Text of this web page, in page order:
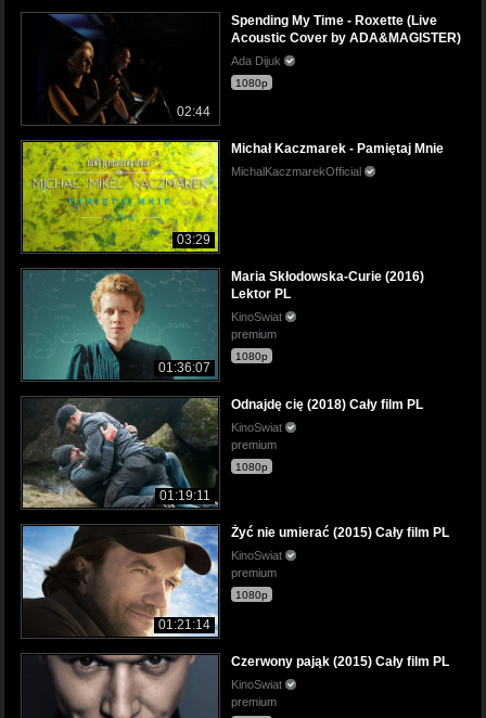
02:44
Spending My Time - Roxette (Live
Acoustic Cover by ADA&MAGISTER)
Ada Dijuk
1080p
03:29
Michał Kaczmarek - Pamiętaj Mnie
MichalKaczmarekOfficial
01:36:07
Maria Skłodowska-Curie (2016)
Lektor PL
KinoSwiat
premium
1080p
01:19:11
Odnajdę cię (2018) Cały film PL
KinoSwiat
premium
1080p
01:21:14
Żyć nie umierać (2015) Cały film PL
KinoSwiat
premium
1080p
Czerwony pająk (2015) Cały film PL
KinoSwiat
premium